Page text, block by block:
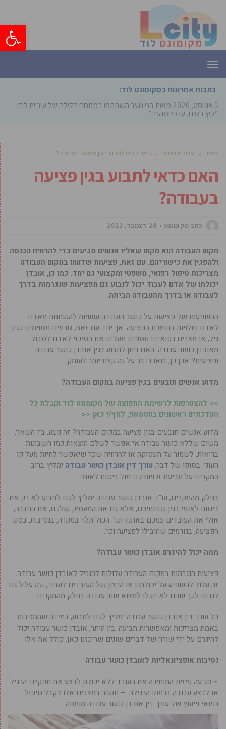
פתח
תפריט
כתבות אחרונות במקומונט לוד:
5 אוגוסט, 2026
מאות בני נוער השתתפו במתחם הלילה של עיריית לוד:
“קיץ בטוח, ערכי ומהנה”
ראשי » עצת מומחים » האם כדאי לתבוע בגין פציעה בעבודה?
האם כדאי לתבוע בגין פציעה
בעבודה?
כתב מקומונט 28 דצמבר, 2021
מקום העבודה הוא מקום שאליו אנשים מגיעים כדי להרוויח הכנסה
ולהפגין את כישוריהם. עם זאת, פציעות שדווחו במקום העבודה
מצריכות טיפול רפואי, משפטי ומקצועי גם יחד. כמו כן, אובדן
יכולתו של אדם לעבוד יכול לנבוע גם מפציעות שנגרמות בדרך
לעבודה או בדרך מהעבודה הביתה.
ההשפעות של פציעות על כושר העבודה עשויות להשתנות מאדם
לאדם ותלויות בחומרת הפציעה. אך יחד עם זאת, גורמים מסוימים כגון
גיל, או מצבים רפואיים נוספים מעלים את הסיכוי לאדם לסבול
מאובדן כושר עבודה. האם ניתן לתבוע בגין אובדן כושר עבודה
ופציעות? אכן כן, בואו נדבר על זה קצת יותר לעומק.
מדוע אנשים תובעים בגין פציעה במקום העבודה?
>> להצטרפות לרשימת התפוצה של מקומונט לוד וקבלת כל
העדכונים ראשונים בווטסאפ, לחץ/י כאן <<
מדוע אנשים תובעים בגין פציעה במקום העבודה? זה נובע, בין השאר,
משום שללא כושר עבודה אי אפשר לשלם הוצאות כמו חשבונות
בריאות, לשמור על תעסוקה או להרוויח שכר שיאפשר לחיות מעל קו
העוני. בסופו של דבר, עורך דין אובדן כושר עבודה ימליץ ברוב
המקרים על תביעת זכויותיכם מול ביטוח לאומי.
בחלק מהמקרים, עו”ד אובדן כושר עבודה ימליץ לכם לתבוע לא רק את
ביטוח לאומי בגין זכויותיכם, אלא גם את המעסיק שלכם, את החברה,
אולי את העובדים עמכם בארגון וכו’. הכול תלוי במקרה, בנסיבות, בסוג
הפציעה, בגורמים שהובילו לפציעה וכו’.
ממה יכול להיגרם אובדן כושר עבודה?
פציעות הנגרמות במקום העבודה עלולות להוביל לאובדן כושר עבודה.
זה עלול להשפיע על יכולתם או הרצון של העובדים לעבוד, וזה עלול גם
לגרום לכך שהם לא יוכלו למצוא שוב עבודה בחלק מהמקרים.
כל עורך דין אובדן כושר עבודה ימליץ לכם לתבוע, במידה שהנסיבות
באמת מצריכות ומאפשרות תביעה. בין היתר, אובדן כושר עבודה יכול
להיגרם על ידי שורה של דברים שונים שריכזנו כאן, כולל את אלו:
נסיבות אופציונאליות לאובדן כושר עבודה
– פגיעה פיזית המותירה את העובד ללא יכולת לבצע את תפקידו הרגיל
או לבצע עבודה ברמתו הרגילה. – חשוב במצבים אלו לקבל טיפול
רפואי וייעוץ של עורך דין אובדן כושר עבודה מומחה.